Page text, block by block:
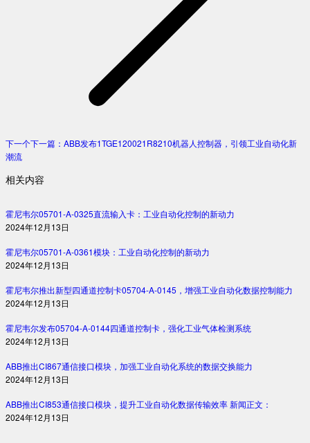
下一个下一篇： ABB发布1TGE120021R8210机器人控制器，引领工业自动化新
潮流
相关内容
霍尼韦尔05701-A-0325直流输入卡：工业自动化控制的新动力
2024年12月13日
霍尼韦尔05701-A-0361模块：工业自动化控制的新动力
2024年12月13日
霍尼韦尔推出新型四通道控制卡05704-A-0145，增强工业自动化数据控制能力
2024年12月13日
霍尼韦尔发布05704-A-0144四通道控制卡，强化工业气体检测系统
2024年12月13日
ABB推出CI867通信接口模块，加强工业自动化系统的数据交换能力
2024年12月13日
ABB推出CI853通信接口模块，提升工业自动化数据传输效率 新闻正文：
2024年12月13日